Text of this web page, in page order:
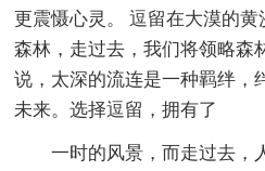
更震慑心灵。 逗留在大漠的
森林，走过去，我们将领略森
说，太深的流连是一种羁绊，
未来。选择逗留，拥有了
一时的风景，而走过去，